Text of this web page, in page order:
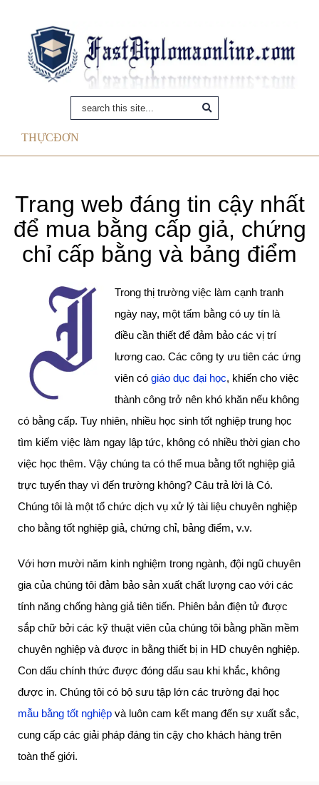
THỰC ĐƠN
Trang web đáng tin cậy nhất
để mua bằng cấp giả, chứng
chỉ cấp bằng và bảng điểm
Trong thị trường việc làm cạnh tranh
ngày nay, một tấm bằng có uy tín là
điều cần thiết để đảm bảo các vị trí
lương cao. Các công ty ưu tiên các ứng
viên có giáo dục đại học, khiến cho việc
thành công trở nên khó khăn nếu không
có bằng cấp. Tuy nhiên, nhiều học sinh tốt nghiệp trung học
tìm kiếm việc làm ngay lập tức, không có nhiều thời gian cho
việc học thêm. Vậy chúng ta có thể mua bằng tốt nghiệp giả
trực tuyến thay vì đến trường không? Câu trả lời là Có.
Chúng tôi là một tổ chức dịch vụ xử lý tài liệu chuyên nghiệp
cho bằng tốt nghiệp giả, chứng chỉ, bảng điểm, v.v.
Với hơn mười năm kinh nghiệm trong ngành, đội ngũ chuyên
gia của chúng tôi đảm bảo sản xuất chất lượng cao với các
tính năng chống hàng giả tiên tiến. Phiên bản điện tử được
sắp chữ bởi các kỹ thuật viên của chúng tôi bằng phần mềm
chuyên nghiệp và được in bằng thiết bị in HD chuyên nghiệp.
Con dấu chính thức được đóng dấu sau khi khắc, không
được in. Chúng tôi có bộ sưu tập lớn các trường đại học
mẫu bằng tốt nghiệp và luôn cam kết mang đến sự xuất sắc,
cung cấp các giải pháp đáng tin cậy cho khách hàng trên
toàn thế giới.